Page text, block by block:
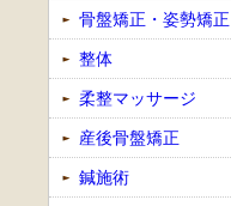
骨盤矯正・姿勢矯正
整体
柔整マッサージ
産後骨盤矯正
鍼施術